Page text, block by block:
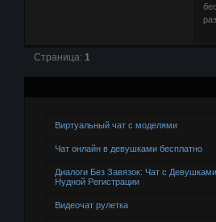
Страница: 1
Виртуальный чат с моделями
Чат онлайн в девушками бесплатно
Диалоги Без Завязок: Чат с
Нудной Регистрации
Видеочат рулетка